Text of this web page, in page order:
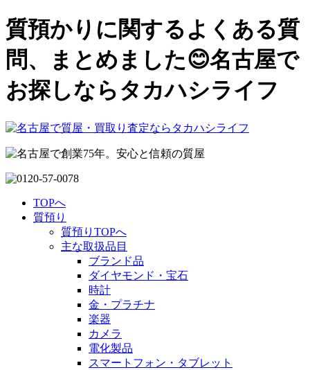
質預かりに関するよくある質
問、まとめました😊名古屋で
お探しならタカハシライフ
TOPへ
質預り
質預りTOPへ
主な取扱品目
ブランド品
ダイヤモンド・宝石
時計
金・プラチナ
楽器
カメラ
電化製品
スマートフォン・タブレット